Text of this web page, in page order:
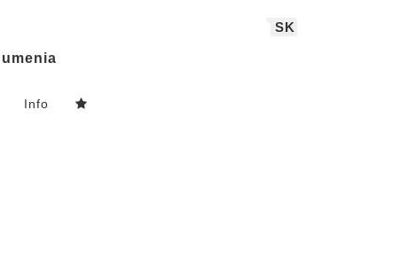
SK
umenia
Info